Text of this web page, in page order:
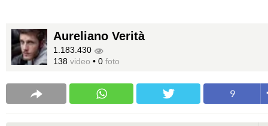
Aureliano Verità
1.183.430
138 video • 0 foto
9